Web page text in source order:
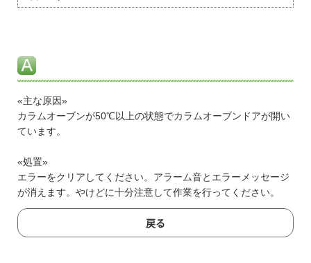
«主な原因»
カラムオーブンが50℃以上の状態でカラムオーブンドアが開い
ています。
«処置»
エラーをクリアしてください。アラーム音とエラーメッセージ
が消えます。やけどに十分注意して作業を行ってください。
戻る